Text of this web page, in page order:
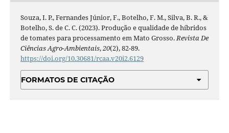
Souza, I. P., Fernandes Júnior, F., Botelho, F. M., Silva, B. R., &
Botelho, S. de C. C. (2023). Produção e qualidade de híbridos
de tomates para processamento em Mato Grosso.Revista De
Ciências Agro-Ambientais,20(2), 82-89.
https://doi.org/10.30681/rcaa.v20i2.6129
FORMATOS DE CITAÇÃO